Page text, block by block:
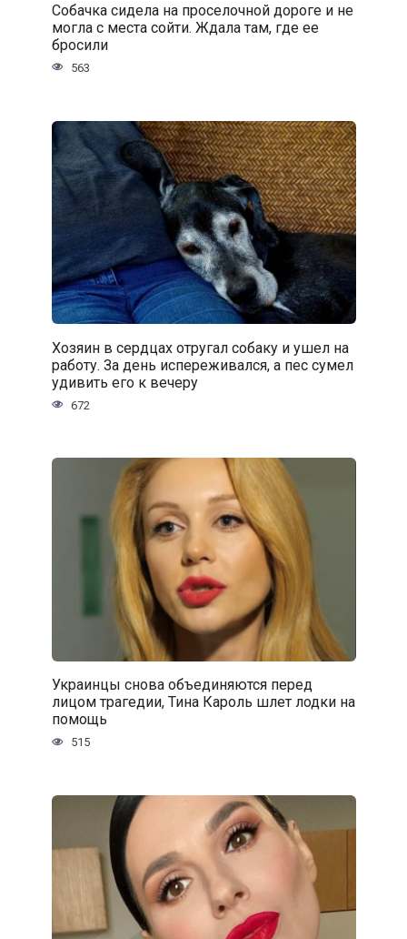
Собачка сидела на проселочной дороге и не
могла с места сойти. Ждала там, где ее
бросили
563
Хозяин в сердцах отругал собаку и ушел на
работу. За день испереживался, а пес сумел
удивить его к вечеру
672
Украинцы снова объединяются перед
лицом трагедии, Тина Кароль шлет лодки на
помощь
515